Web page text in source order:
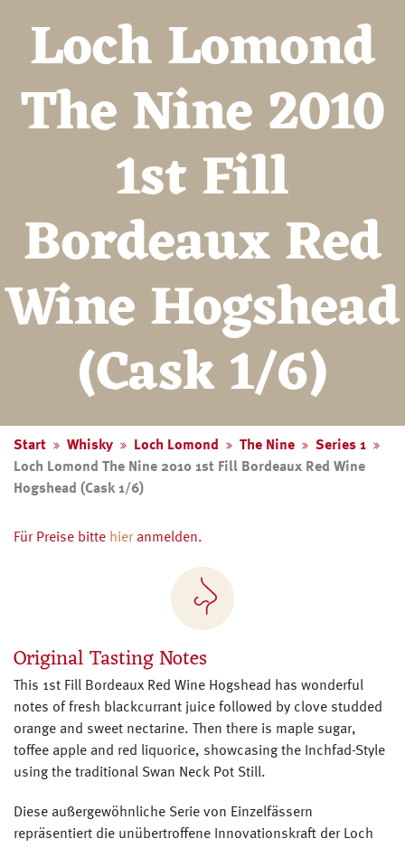
Loch Lomond
The Nine 2010
1st Fill
Bordeaux Red
Wine Hogshead
(Cask 1/6)
Start Whisky Loch Lomond The Nine
Series 1
Loch Lomond The Nine 2010 1st Fill Bordeaux Red Wine
Hogshead (Cask 1/6)
Für Preise bitte hieranmelden.
Original Tasting Notes
This 1st Fill Bordeaux Red Wine Hogshead has wonderful
notes of fresh blackcurrant juice followed by clove studded
orange and sweet nectarine. Then there is maple sugar,
toffee apple and red liquorice, showcasing the Inchfad-Style
using the traditional Swan Neck Pot Still.
Diese außergewöhnliche Serie von Einzelfässern
repräsentiert die unübertroffene Innovationskraft der Loch